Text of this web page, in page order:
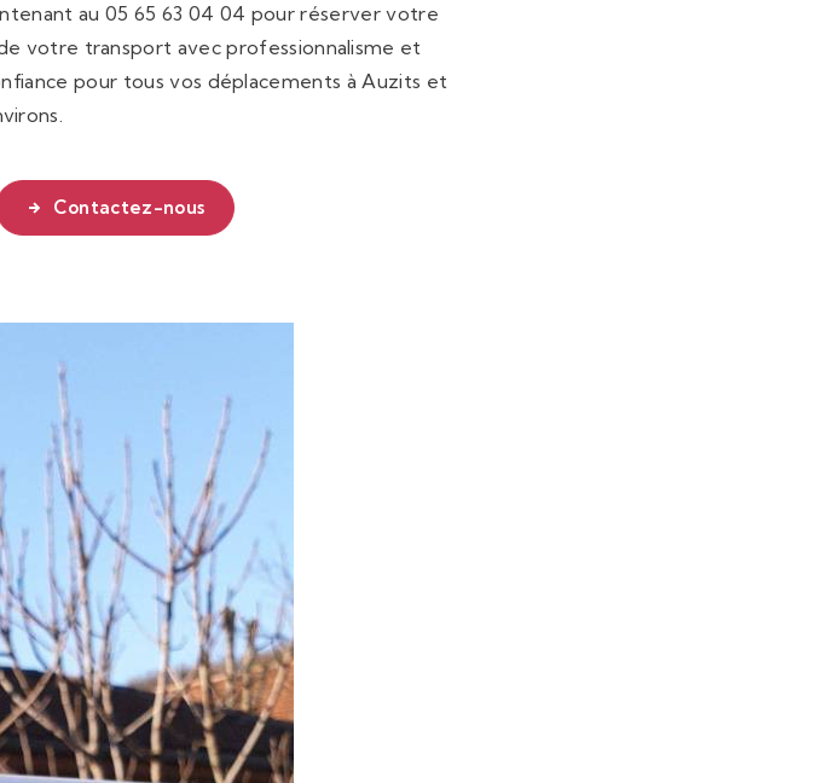
au 05 65 63 04 04 pour réserver votre
votre transport avec professionnalisme et
pour tous vos déplacements à Auzits et
Contactez-nous